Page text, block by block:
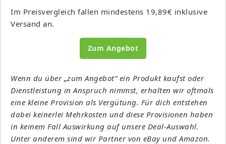
Im Preisvergleich fallen mindestens 19,89€ inklusive
Versand an.
Zum Angebot
Wenn du über „zum Angebot“ ein Produkt kaufst oder
Dienstleistung in Anspruch nimmst, erhalten wir oftmals
eine kleine Provision als Vergütung. Für dich entstehen
dabei keinerlei Mehrkosten und diese Provisionen haben
in keinem Fall Auswirkung auf unsere Deal-Auswahl.
Unter anderem sind wir Partner von eBay und Amazon.